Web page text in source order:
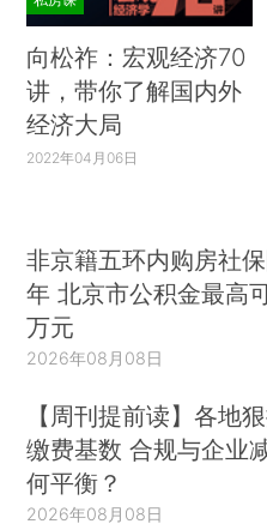
向松祚：宏观经济70
讲，带你了解国内外
经济大局
2022年04月06日
非京籍五环内购房社
年 北京市公积金最高
万元
2026年08月08日
【周刊提前读】各地
缴费基数 合规与企业
何平衡？
2026年08月08日